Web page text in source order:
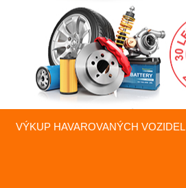
VÝKUP HAVAROVANÝCH VOZIDEL